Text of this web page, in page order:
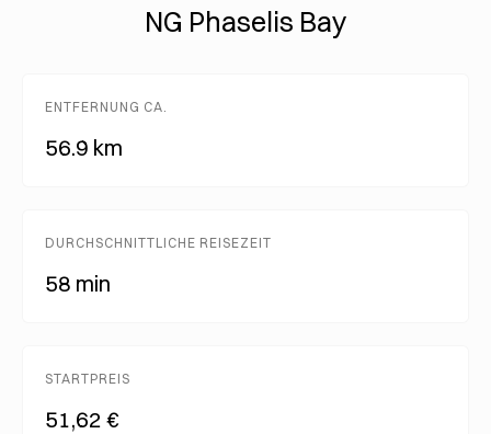
NG Phaselis Bay
ENTFERNUNG CA.
56.9 km
DURCHSCHNITTLICHE REISEZEIT
58 min
STARTPREIS
51,62 €